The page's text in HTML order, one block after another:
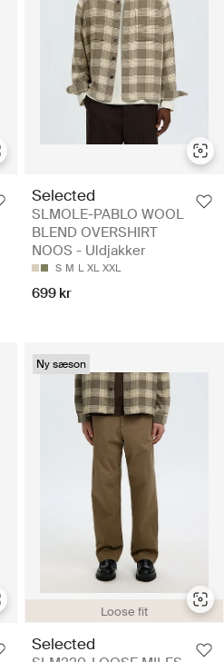
Selected
SLMOLE-PABLO WOOL
BLEND OVERSHIRT
NOOS - Uldjakker
S M L XL XXL
699 kr
Loose fit
Ny sæson
Selected